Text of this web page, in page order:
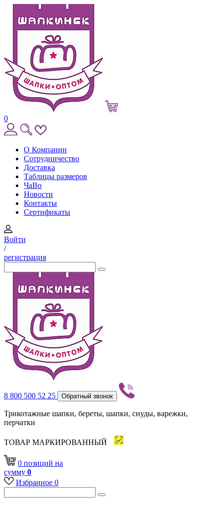
0
О Компании
Сотрудничество
Доставка
Таблицы размеров
ЧаВо
Новости
Контакты
Сертификаты
Войти
/
регистрация
8 800 500 52 25 Обратный звонок
Трикотажные шапки, береты, шапки, снуды, варежки,
перчатки
ТОВАР МАРКИРОВАННЫЙ
0 позиций на
сумму 0
Избранное 0